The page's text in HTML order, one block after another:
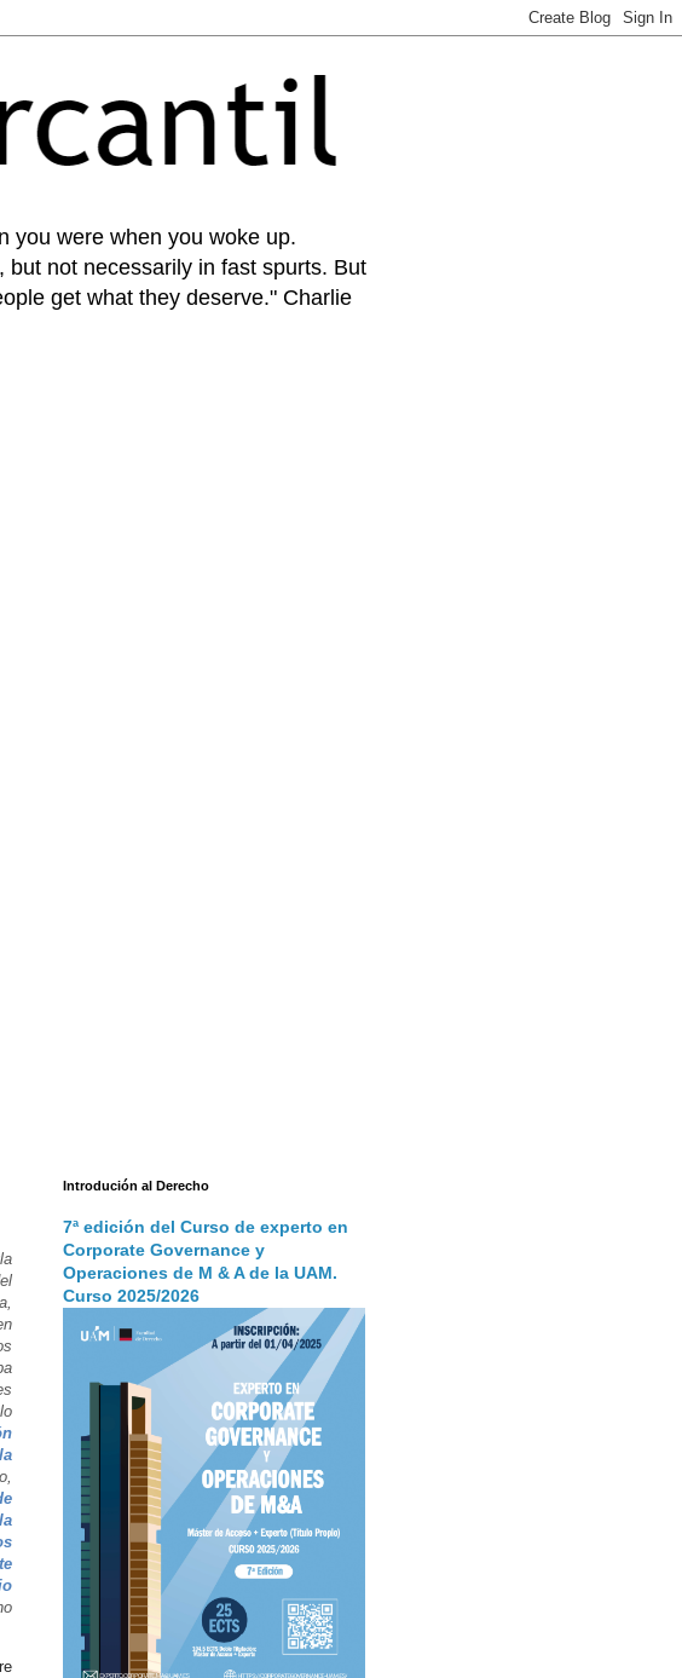
you were when you woke up.
not necessarily in fast spurts. But
get what they deserve." Charlie
Introdución al Derecho
7ª edición del Curso de experto en
Corporate Governance y
Operaciones de M & A de la UAM.
Curso 2025/2026